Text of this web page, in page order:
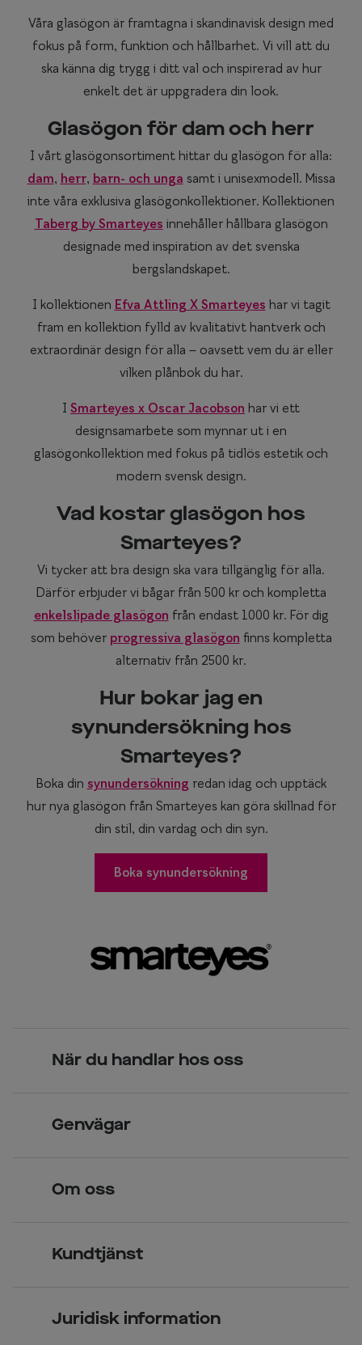
Våra glasögon är framtagna i skandinavisk design med
fokus på form, funktion och hållbarhet. Vi vill att du
ska känna dig trygg i ditt val och inspirerad av hur
enkelt det är uppgradera din look.
Glasögon för dam och herr
I vårt glasögonsortiment hittar du glasögon för alla:
dam, herr, barn- och unga samt i unisexmodell. Missa
inte våra exklusiva glasögonkollektioner. Kollektionen
Taberg by Smarteyes innehåller hållbara glasögon
designade med inspiration av det svenska
bergslandskapet.
I kollektionen Efva Attling X Smarteyes har vi tagit
fram en kollektion fylld av kvalitativt hantverk och
extraordinär design för alla – oavsett vem du är eller
vilken plånbok du har.
I Smarteyes x Oscar Jacobson har vi ett
designsamarbete som mynnar ut i en
glasögonkollektion med fokus på tidlös estetik och
modern svensk design.
Vad kostar glasögon hos
Smarteyes?
Vi tycker att bra design ska vara tillgänglig för alla.
Därför erbjuder vi bågar från 500 kr och kompletta
enkelslipade glasögon från endast 1000 kr. För dig
som behöver progressiva glasögon finns kompletta
alternativ från 2500 kr.
Hur bokar jag en
synundersökning hos
Smarteyes?
Boka din synundersökning redan idag och upptäck
hur nya glasögon från Smarteyes kan göra skillnad för
din stil, din vardag och din syn.
Boka synundersökning
När du handlar hos oss
Över 70 butiker
Genvägar
Kontaktlinser
Om oss
Kundtjänst
Juridisk information